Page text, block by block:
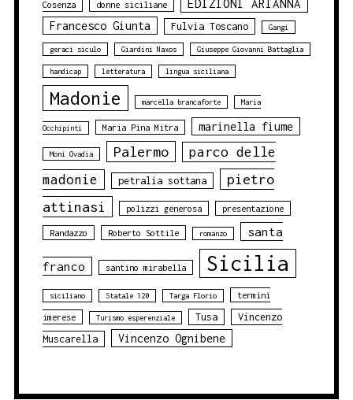
Cosenza donne siciliane EDIZIONI ARIANNA
Francesco Giunta Fulvia Toscano Gangi
geraci siculo Giardini Naxos Giuseppe Giovanni Battaglia
handicap letteratura lingua siciliana
Madonie marcella brancaforte Maria
Occhipinti Maria Pina Mitra marinella fiume
Moni Ovadia Palermo
parco delle
madonie
petralia sottana
pietro
attinasi
polizzi generosa presentazione
Randazzo Roberto Sottile romanzo santa
franco santino mirabella Sicilia
siciliano Statale 120 Targa Florio termini
imerese Turismo esperenziale Tusa
Vincenzo
Muscarella
Vincenzo Ognibene